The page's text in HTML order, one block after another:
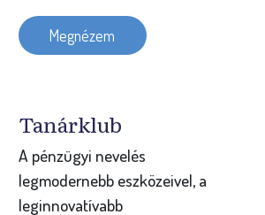
Megnézem
Tanárklub
A pénzügyi nevelés
legmodernebb eszközeivel, a
leginnovatívabb